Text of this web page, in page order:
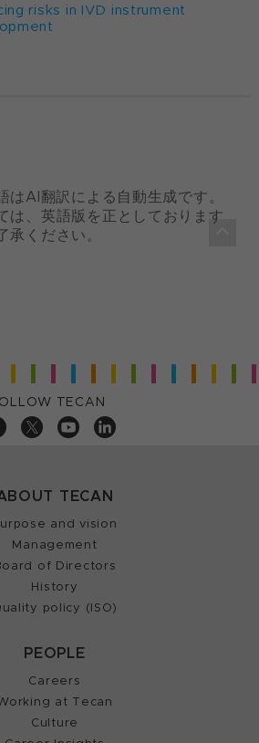
risks in IVD instrument
AI翻訳による自動生成です。
は、英語版を正としております
承ください。
TECAN
TECAN
and vision
Management
of Directors
History
policy (ISO)
PEOPLE
Careers
at Tecan
Culture